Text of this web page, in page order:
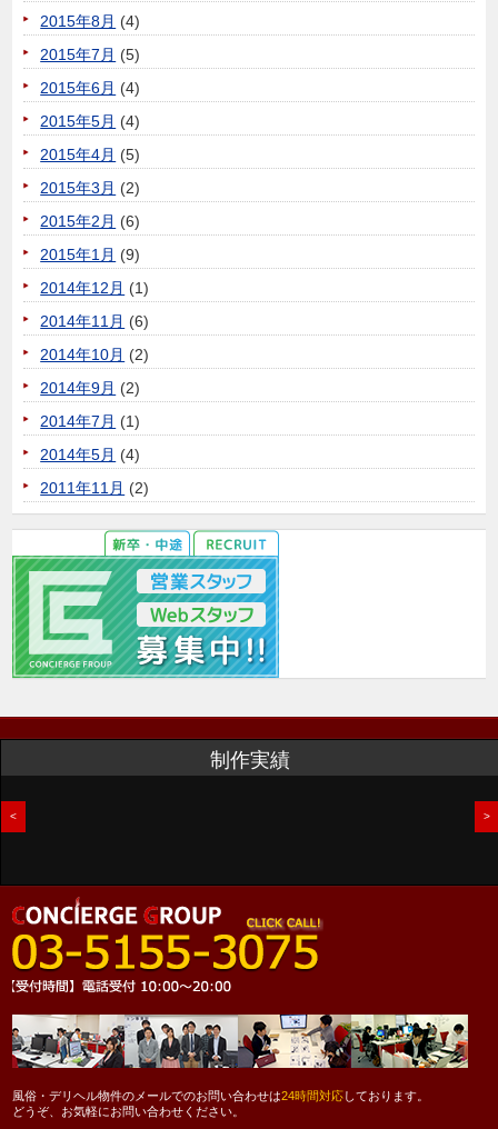
2015年8月 (4)
2015年7月 (5)
2015年6月 (4)
2015年5月 (4)
2015年4月 (5)
2015年3月 (2)
2015年2月 (6)
2015年1月 (9)
2014年12月 (1)
2014年11月 (6)
2014年10月 (2)
2014年9月 (2)
2014年7月 (1)
2014年5月 (4)
2011年11月 (2)
制作実績
< >
風俗・デリヘル物件のメールでのお問い合わせは24時間対応しております。
どうぞ、お気軽にお問い合わせください。